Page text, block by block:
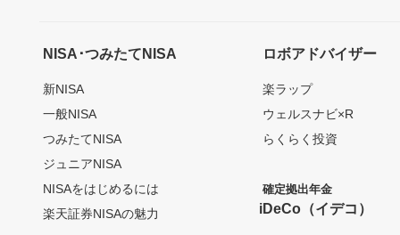
NISA･つみたてNISA
新NISA
一般NISA
つみたてNISA
ジュニアNISA
NISAをはじめるには
楽天証券NISAの魅力
ロボアドバイザー
楽ラップ
ウェルスナビ×R
らくらく投資
確定拠出年金
iDeCo（イデコ）